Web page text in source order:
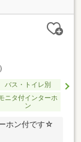
バス・トイレ別
ニタ付インターホ
ン
ホン付です☆